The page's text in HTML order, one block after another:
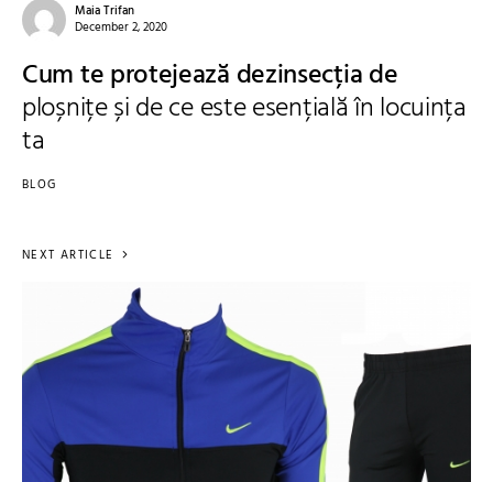
Maia Trifan
December 2, 2020
Cum te protejează dezinsecția de
ploșnițe și de ce este esențială în locuința
ta
BLOG
NEXT ARTICLE